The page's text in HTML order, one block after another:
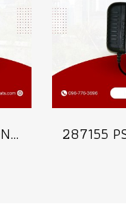
287556 (fracrro) GPON RX PASS TV OPTICAL NETWORK TERMINAL Series